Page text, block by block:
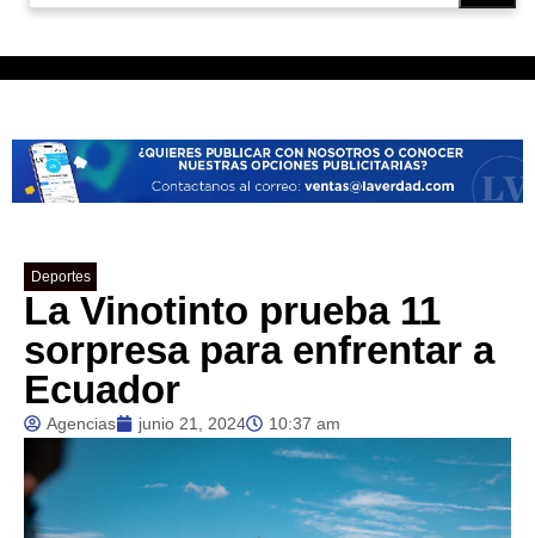
Deportes
La Vinotinto prueba 11
sorpresa para enfrentar a
Ecuador
Agencias junio 21, 2024 10:37 am